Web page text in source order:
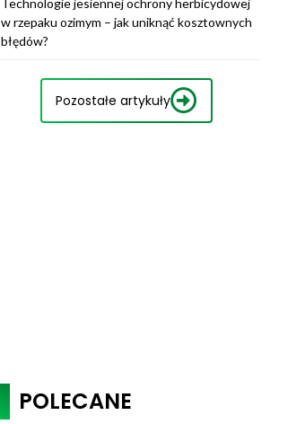
Technologie jesiennej ochrony herbicydowej
w rzepaku ozimym – jak uniknąć kosztownych
błędów?
Pozostałe artykuły
POLECANE